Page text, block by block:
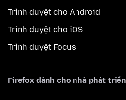
Trình duyệt cho Android
Trình duyệt cho iOS
Trình duyệt Focus
Firefox dành cho nhà phát triển